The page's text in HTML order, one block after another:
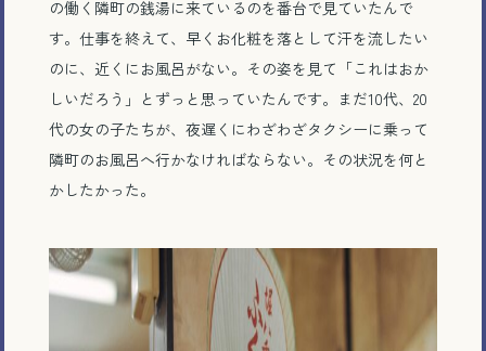
の働く隣町の銭湯に来ているのを番台で見ていたんで
す。仕事を終えて、早くお化粧を落として汗を流したい
のに、近くにお風呂がない。その姿を見て「これはおか
しいだろう」とずっと思っていたんです。まだ10代、20
代の女の子たちが、夜遅くにわざわざタクシーに乗って
隣町のお風呂へ行かなければならない。その状況を何と
かしたかった。